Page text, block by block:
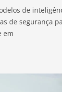
de
de segurança
em